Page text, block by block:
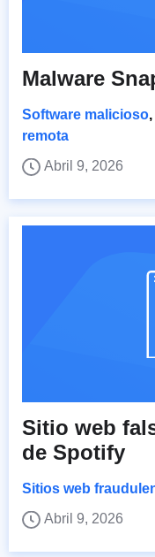
Malware
Software malicioso,
remota
Abril 9, 2026
Sitio web
de Spotify
Sitios web
Abril 9, 2026